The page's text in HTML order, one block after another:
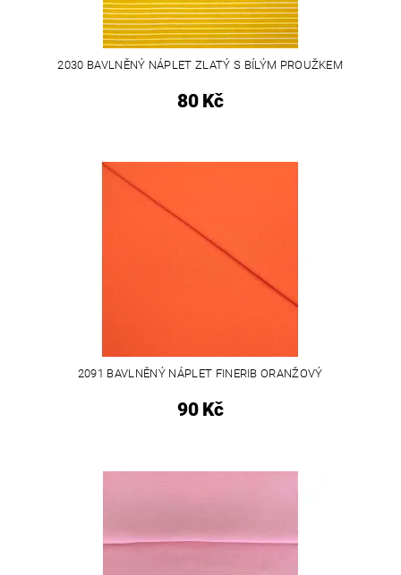
2030 BAVLNĚNÝ NÁPLET ZLATÝ S BÍLÝM PROUŽKEM
80 Kč
2091 BAVLNĚNÝ NÁPLET FINERIB ORANŽOVÝ
90 Kč